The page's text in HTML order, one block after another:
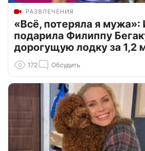
РАЗВЛЕЧЕНИЯ
«Всё, потеряла я мужа»:
подарила Филиппу
дорогущую лодку за 1,2
172 Обсудить